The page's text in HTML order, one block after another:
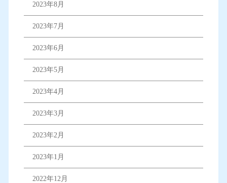
2023年8月
2023年7月
2023年6月
2023年5月
2023年4月
2023年3月
2023年2月
2023年1月
2022年12月